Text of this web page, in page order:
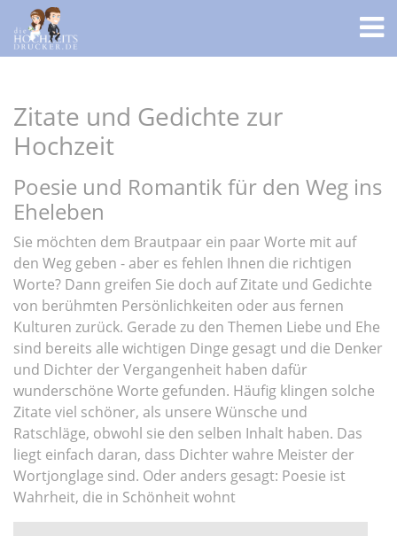
Zitate und Gedichte zur
Hochzeit
Poesie und Romantik für den Weg ins
Eheleben
Sie möchten dem Brautpaar ein paar Worte mit auf
den Weg geben - aber es fehlen Ihnen die richtigen
Worte? Dann greifen Sie doch auf Zitate und Gedichte
von berühmten Persönlichkeiten oder aus fernen
Kulturen zurück. Gerade zu den Themen Liebe und Ehe
sind bereits alle wichtigen Dinge gesagt und die Denker
und Dichter der Vergangenheit haben dafür
wunderschöne Worte gefunden. Häufig klingen solche
Zitate viel schöner, als unsere Wünsche und
Ratschläge, obwohl sie den selben Inhalt haben. Das
liegt einfach daran, dass Dichter wahre Meister der
Wortjonglage sind. Oder anders gesagt: Poesie ist
Wahrheit, die in Schönheit wohnt